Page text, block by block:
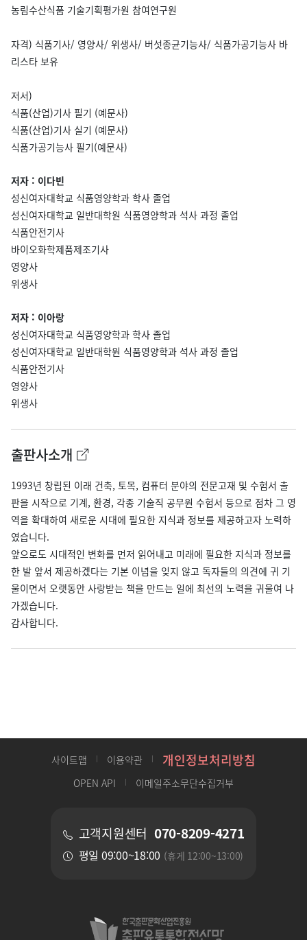
농림수산식품 기술기획평가원 참여연구원
자격) 식품기사/ 영양사/ 위생사/ 버섯종균기능사/ 식품가공기능사 바
리스타 보유
저서)
식품(산업)기사 필기 (예문사)
식품(산업)기사 실기 (예문사)
식품가공기능사 필기(예문사)
저자 : 이다빈
성신여자대학교 식품영양학과 학사 졸업
성신여자대학교 일반대학원 식품영양학과 석사 과정 졸업
식품안전기사
바이오화학제품제조기사
영양사
위생사
저자 : 이아랑
성신여자대학교 식품영양학과 학사 졸업
성신여자대학교 일반대학원 식품영양학과 석사 과정 졸업
식품안전기사
영양사
위생사
출판사소개
1993년 창립된 이래 건축, 토목, 컴퓨터 분야의 전문고재 및 수험서 출
판을 시작으로 기계, 환경, 각종 기술직 공무원 수험서 등으로 점차 그 영
역을 확대하여 새로운 시대에 필요한 지식과 정보를 제공하고자 노력하
였습니다.
앞으로도 시대적인 변화를 먼저 읽어내고 미래에 필요한 지식과 정보를
한 발 앞서 제공하겠다는 기본 이념을 잊지 않고 독자들의 의견에 귀 기
울이면서 오랫동안 사랑받는 책을 만드는 일에 최선의 노력을 귀울여 나
가겠습니다.
감사합니다.
사이트맵 이용약관 개인정보처리방침
OPEN API 이메일주소무단수집거부
고객지원센터 070-8209-4271
평일 09:00~18:00 (휴게 12:00~13:00)